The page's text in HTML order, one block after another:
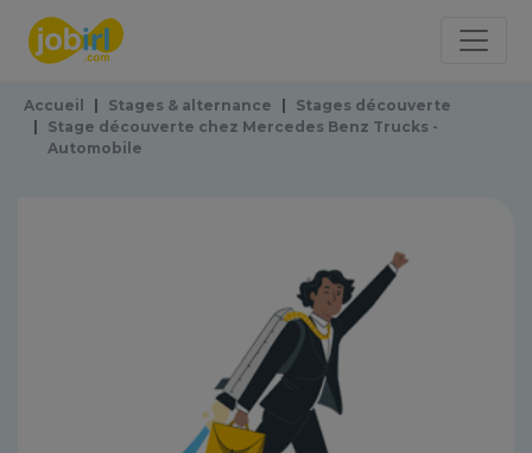
Accueil Stages & alternance
Stages découverte
Stage découverte chez Mercedes Benz Trucks -
Automobile
Panneau de gestion des cookies